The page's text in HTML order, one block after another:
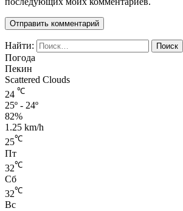
Найти:
Погода
Пекин
Scattered Clouds
24 ℃
25º - 24º
82%
1.25 km/h
25℃
Пт
32℃
Сб
32℃
Вс